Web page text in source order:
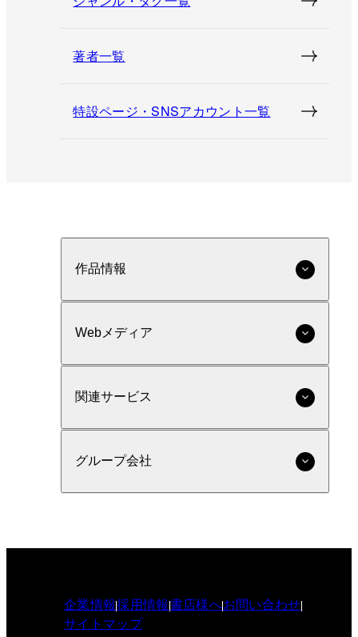
著者一覧
特設ページ・SNSアカウント一覧
作品情報
Webメディア
関連サービス
グループ会社
企業情報採用情報書店様へお問い合わせ
サイトマップ